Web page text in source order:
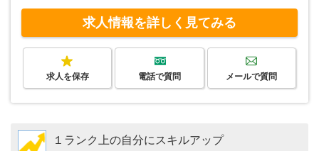
求人情報を詳しく見てみる
求人を保存 電話で質問 メールで質問
１ランク上の自分にスキルアップ